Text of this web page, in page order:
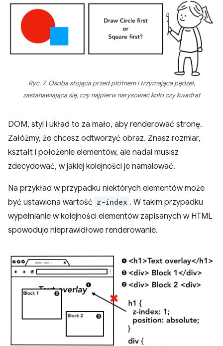
Ryc. 7. Osoba stojąca przed płótnem i trzymająca pędzel,
zastanawiająca się, czy najpierw narysować koło czy kwadrat
DOM, styl i układ to za mało, aby renderować stronę.
Załóżmy, że chcesz odtworzyć obraz. Znasz rozmiar,
kształt i położenie elementów, ale nadal musisz
zdecydować, w jakiej kolejności je namalować.
Na przykład w przypadku niektórych elementów może
być ustawiona wartość z-index . W takim przypadku
wypełnianie w kolejności elementów zapisanych w HTML
spowoduje nieprawidłowe renderowanie.